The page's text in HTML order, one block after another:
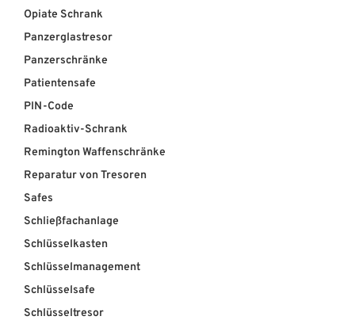
Opiate Schrank
Panzerglastresor
Panzerschränke
Patientensafe
PIN-Code
Radioaktiv-Schrank
Remington Waffenschränke
Reparatur von Tresoren
Safes
Schließfachanlage
Schlüsselkasten
Schlüsselmanagement
Schlüsselsafe
Schlüsseltresor